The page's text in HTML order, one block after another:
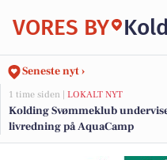
VORES BY
Seneste nyt ›
1 time siden | LOKALT NYT
Kolding Svømmeklub
livredning på AquaCamp